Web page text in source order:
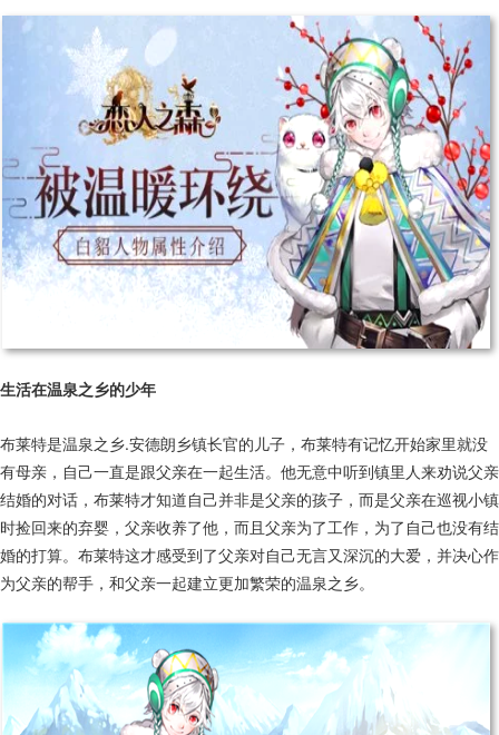
生活在温泉之乡的少年
布莱特是温泉之乡.安德朗乡镇长官的儿子，布莱特有记忆开始家里就没
有母亲，自己一直是跟父亲在一起生活。他无意中听到镇里人来劝说父亲
结婚的对话，布莱特才知道自己并非是父亲的孩子，而是父亲在巡视小镇
时捡回来的弃婴，父亲收养了他，而且父亲为了工作，为了自己也没有结
婚的打算。布莱特这才感受到了父亲对自己无言又深沉的大爱，并决心作
为父亲的帮手，和父亲一起建立更加繁荣的温泉之乡。